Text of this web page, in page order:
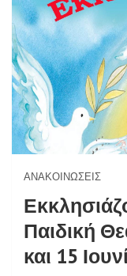
ΑΝΑΚΟΙΝΏΣΕΙΣ
Παιδική
και 15